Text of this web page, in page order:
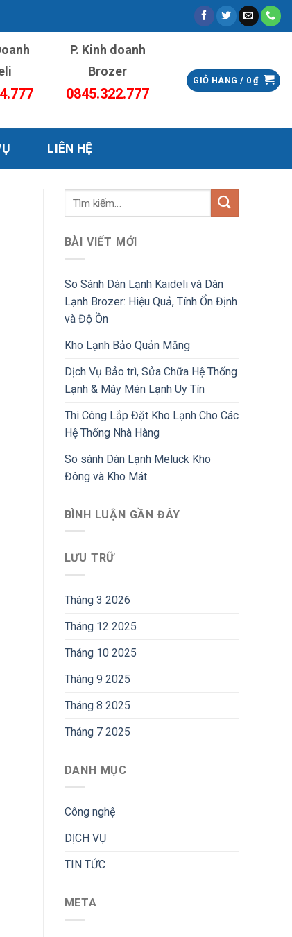
P. Kinh doanh
Brozer
0845.322.777
GIỎ HÀNG / 0₫
LIÊN HỆ
BÀI VIẾT MỚI
So Sánh Dàn Lạnh Kaideli và Dàn
Lạnh Brozer: Hiệu Quả, Tính Ổn Định
và Độ Ồn
Kho Lạnh Bảo Quản Măng
Dịch Vụ Bảo trì, Sửa Chữa Hệ Thống
Lạnh & Máy Mén Lạnh Uy Tín
Thi Công Lắp Đặt Kho Lạnh Cho Các
Hệ Thống Nhà Hàng
So sánh Dàn Lạnh Meluck Kho
Đông và Kho Mát
BÌNH LUẬN GẦN ĐÂY
LƯU TRỮ
Tháng 3 2026
Tháng 12 2025
Tháng 10 2025
Tháng 9 2025
Tháng 8 2025
Tháng 7 2025
DANH MỤC
Công nghệ
DỊCH VỤ
TIN TỨC
META